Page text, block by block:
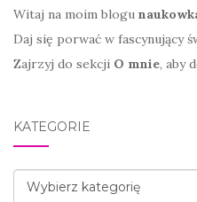
Witaj na moim blogu
Daj się porwać w fascynujący
Zajrzyj do sekcji O mnie, aby
KATEGORIE
Kategorie